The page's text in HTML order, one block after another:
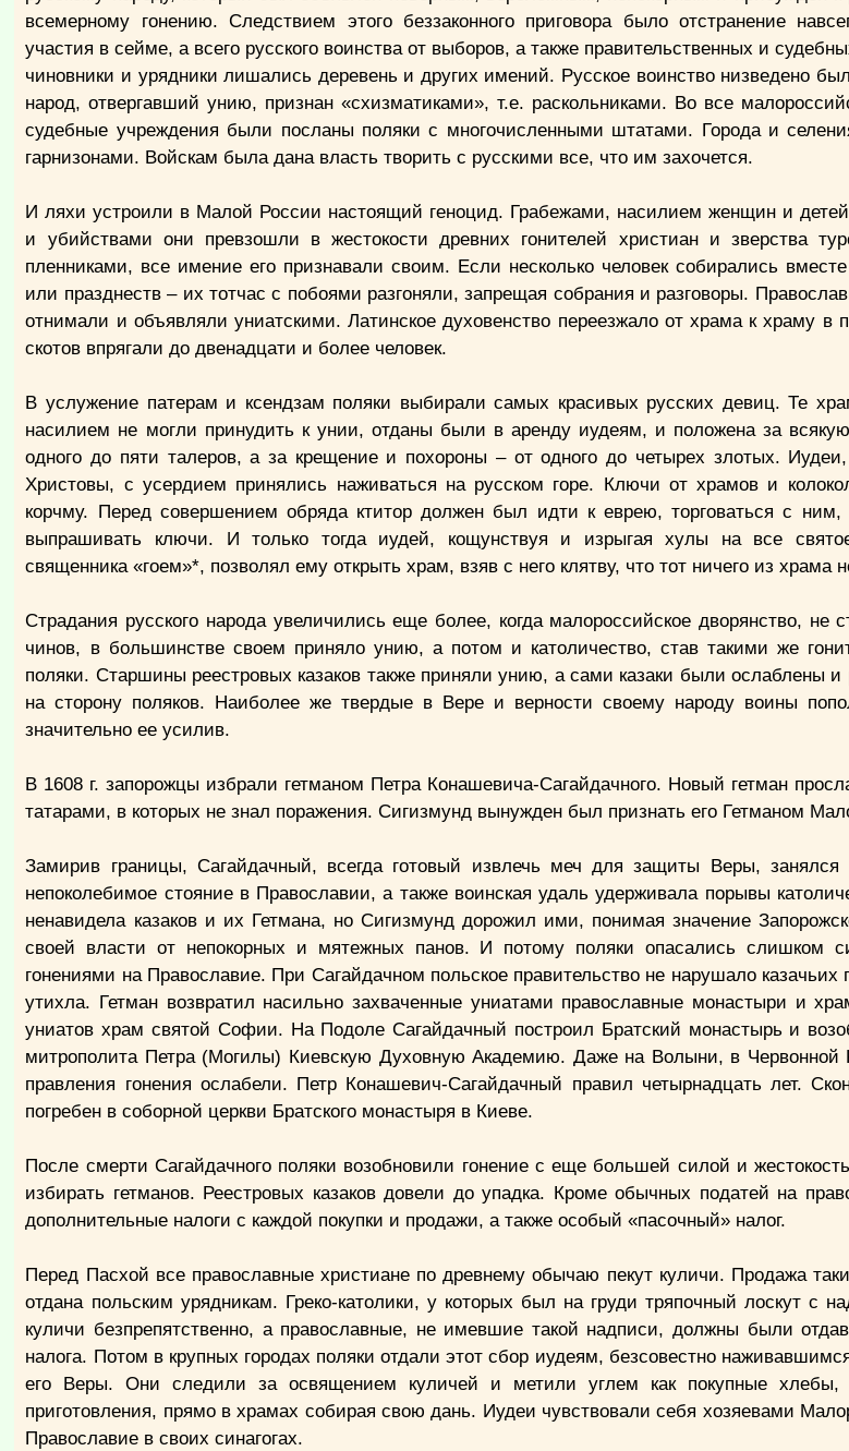
всемерному гонению. Следствием этого беззаконного приговора было отстранение
участия в сейме, а всего русского воинства от выборов, а также правительственных и
чиновники и урядники лишались деревень и других имений. Русское воинство низведено
народ, отвергавший унию, признан «схизматиками», т.е. раскольниками. Во все
судебные учреждения были посланы поляки с многочисленными штатами. Города и
гарнизонами. Войскам была дана власть творить с русскими все, что им захочется.
И ляхи устроили в Малой России настоящий геноцид. Грабежами, насилием женщин и
и убийствами они превзошли в жестокости древних гонителей христиан и зверства
пленниками, все имение его признавали своим. Если несколько человек собирались
или празднеств – их тотчас с побоями разгоняли, запрещая собрания и разговоры.
отнимали и объявляли униатскими. Латинское духовенство переезжало от храма к храму в
скотов впрягали до двенадцати и более человек.
В услужение патерам и ксендзам поляки выбирали самых красивых русских девиц. Те
насилием не могли принудить к унии, отданы были в аренду иудеям, и положена за
одного до пяти талеров, а за крещение и похороны – от одного до четырех злотых.
Христовы, с усердием принялись наживаться на русском горе. Ключи от храмов и
корчму. Перед совершением обряда ктитор должен был идти к еврею, торговаться с ним,
выпрашивать ключи. И только тогда иудей, кощунствуя и изрыгая хулы на все
священника «гоем»*, позволял ему открыть храм, взяв с него клятву, что тот ничего из храма
Страдания русского народа увеличились еще более, когда малороссийское дворянство, не
чинов, в большинстве своем приняло унию, а потом и католичество, став такими же
поляки. Старшины реестровых казаков также приняли унию, а сами казаки были ослаблены
на сторону поляков. Наиболее же твердые в Вере и верности своему народу воины
значительно ее усилив.
В 1608 г. запорожцы избрали гетманом Петра Конашевича-Сагайдачного. Новый гетман
татарами, в которых не знал поражения. Сигизмунд вынужден был признать его Гетманом
Замирив границы, Сагайдачный, всегда готовый извлечь меч для защиты Веры, занялся
непоколебимое стояние в Православии, а также воинская удаль удерживала порывы
ненавидела казаков и их Гетмана, но Сигизмунд дорожил ими, понимая значение
своей власти от непокорных и мятежных панов. И потому поляки опасались слишком
гонениями на Православие. При Сагайдачном польское правительство не нарушало
утихла. Гетман возвратил насильно захваченные униатами православные монастыри и
униатов храм святой Софии. На Подоле Сагайдачный построил Братский монастырь и
митрополита Петра (Могилы) Киевскую Духовную Академию. Даже на Волыни, в Червонной
правления гонения ослабели. Петр Конашевич-Сагайдачный правил четырнадцать лет.
погребен в соборной церкви Братского монастыря в Киеве.
После смерти Сагайдачного поляки возобновили гонение с еще большей силой и
избирать гетманов. Реестровых казаков довели до упадка. Кроме обычных податей на
дополнительные налоги с каждой покупки и продажи, а также особый «пасочный» налог.
Перед Пасхой все православные христиане по древнему обычаю пекут куличи. Продажа
отдана польским урядникам. Греко-католики, у которых был на груди тряпочный лоскут с
куличи безпрепятственно, а православные, не имевшие такой надписи, должны были
налога. Потом в крупных городах поляки отдали этот сбор иудеям, безсовестно
его Веры. Они следили за освящением куличей и метили углем как покупные хлебы,
приготовления, прямо в храмах собирая свою дань. Иудеи чувствовали себя хозяевами
Православие в своих синагогах.